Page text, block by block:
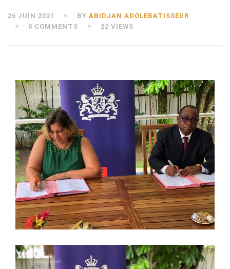
26 JUIN 2021 BY ABIDJAN ADOLEBATISSEUR
0 COMMENTS
22 VIEWS